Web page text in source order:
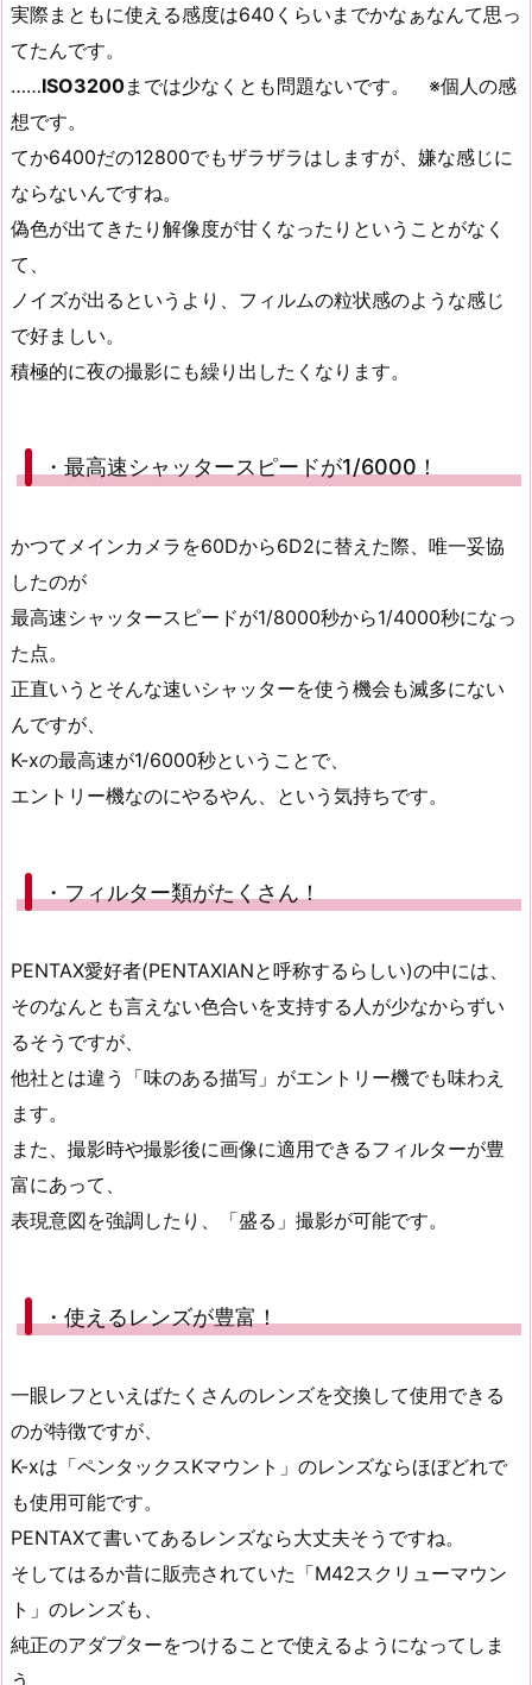
実際まともに使える感度は640くらいまでかなぁなんて思っ
てたんです。
……ISO3200までは少なくとも問題ないです。 ※個人の感
想です。
てか6400だの12800でもザラザラはしますが、嫌な感じに
ならないんですね。
偽色が出てきたり解像度が甘くなったりということがなく
て、
ノイズが出るというより、フィルムの粒状感のような感じ
で好ましい。
積極的に夜の撮影にも繰り出したくなります。
・最高速シャッタースピードが1/6000！
かつてメインカメラを60Dから6D2に替えた際、唯一妥協
したのが
最高速シャッタースピードが1/8000秒から1/4000秒になっ
た点。
正直いうとそんな速いシャッターを使う機会も滅多にない
んですが、
K-xの最高速が1/6000秒ということで、
エントリー機なのにやるやん、という気持ちです。
・フィルター類がたくさん！
PENTAX愛好者(PENTAXIANと呼称するらしい)の中には、
そのなんとも言えない色合いを支持する人が少なからずい
るそうですが、
他社とは違う「味のある描写」がエントリー機でも味わえ
ます。
また、撮影時や撮影後に画像に適用できるフィルターが豊
富にあって、
表現意図を強調したり、「盛る」撮影が可能です。
・使えるレンズが豊富！
一眼レフといえばたくさんのレンズを交換して使用できる
のが特徴ですが、
K-xは「ペンタックスKマウント」のレンズならほぼどれで
も使用可能です。
PENTAXて書いてあるレンズなら大丈夫そうですね。
そしてはるか昔に販売されていた「M42スクリューマウン
ト」のレンズも、
純正のアダプターをつけることで使えるようになってしま